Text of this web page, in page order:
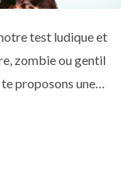
test ludique et
zombie ou gentil
proposons une
de célébrer
un moment